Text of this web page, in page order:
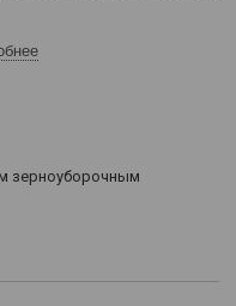
зерноуборочным